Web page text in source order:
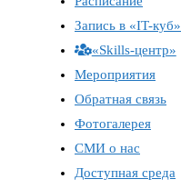
Запись в «IT-куб»
«Skills-центр»
Мероприятия
Обратная связь
Фотогалерея
СМИ о нас
Доступная среда